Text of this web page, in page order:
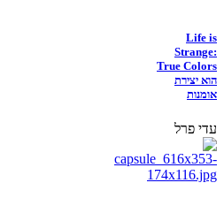
Life is
Strange:
True Colors
הוא יצירת
אומנות
עדי פרל